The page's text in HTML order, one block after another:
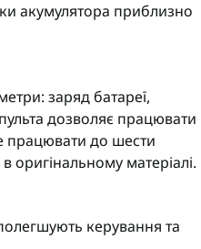
акумулятора приблизно
заряд батареї,
дозволяє працювати
працювати до шести
матеріалі.
керування та